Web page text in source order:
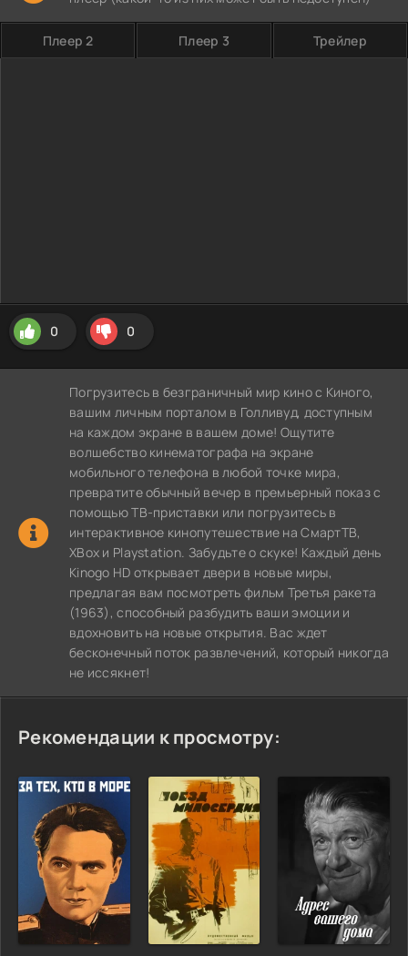
Плеер 2 Плеер 3 Трейлер
0 0
Погрузитесь в безграничный мир кино с Киного,
вашим личным порталом в Голливуд, доступным
на каждом экране в вашем доме! Ощутите
волшебство кинематографа на экране
мобильного телефона в любой точке мира,
превратите обычный вечер в премьерный показ с
помощью ТВ-приставки или погрузитесь в
интерактивное кинопутешествие на СмартТВ,
XBox и Playstation. Забудьте о скуке! Каждый день
Kinogo HD открывает двери в новые миры,
предлагая вам посмотреть фильм Третья ракета
(1963), способный разбудить ваши эмоции и
вдохновить на новые открытия. Вас ждет
бесконечный поток развлечений, который никогда
не иссякнет!
Рекомендации к просмотру: